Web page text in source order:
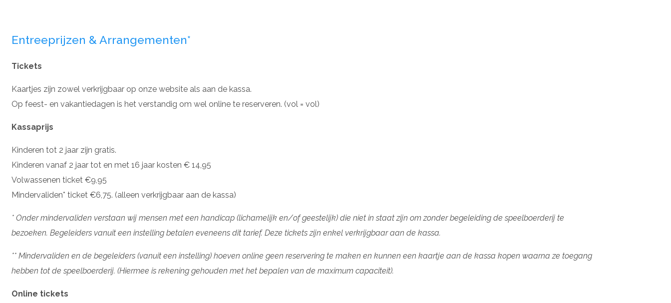
Entreeprijzen & Arrangementen*
Tickets
Kaartjes zijn zowel verkrijgbaar op onze website als aan de kassa.
Op feest- en vakantiedagen is het verstandig om wel online te reserveren. (vol = vol)
Kassaprijs
Kinderen tot 2 jaar zijn gratis.
Kinderen vanaf 2 jaar tot en met 16 jaar kosten € 14,95
Volwassenen ticket €9,95
Mindervaliden* ticket €6,75. (alleen verkrijgbaar aan de kassa)
* Onder mindervaliden verstaan wij mensen met een handicap (lichamelijk en/of geestelijk) die niet in staat zijn om zonder begeleiding de speelboerderij te
bezoeken. Begeleiders vanuit een instelling betalen eveneens dit tarief. Deze tickets zijn enkel verkrijgbaar aan de kassa.
** Mindervaliden en de begeleiders (vanuit een instelling) hoeven online geen reservering te maken en kunnen een kaartje aan de kassa kopen waarna ze toegang
hebben tot de speelboerderij. (Hiermee is rekening gehouden met het bepalen van de maximum capaciteit).
Online tickets